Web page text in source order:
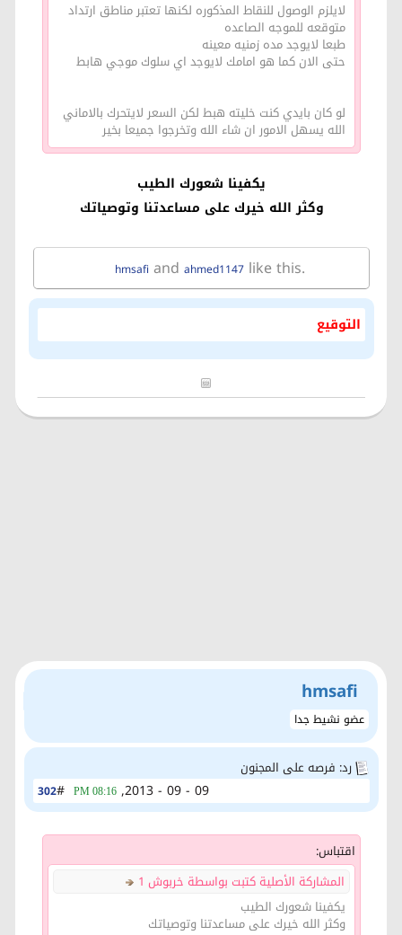
لايلزم الوصول للنقاط المذكوره لكنها تعتبر مناطق ارتداد
متوقعه للموجه الصاعده
طبعا لايوجد مده زمنيه معينه
حتى الان كما هو امامك لايوجد اي سلوك موجي هابط
لو كان بايدي كنت خليته هبط لكن السعر لايتحرك بالاماني
الله يسهل الامور ان شاء الله وتخرجوا جميعا بخير
يكفينا شعورك الطيب
وكثر الله خيرك على مساعدتنا وتوصياتك
hmsafi and ahmed1147like this.
التوقيع
hmsafi
عضو نشيط جدا
رد: فرصه على المجنون
302# 09 - 09 - 2013,
08:16 PM
اقتباس:
المشاركة الأصلية كتبت بواسطة خربوش 1
يكفينا شعورك الطيب
وكثر الله خيرك على مساعدتنا وتوصياتك